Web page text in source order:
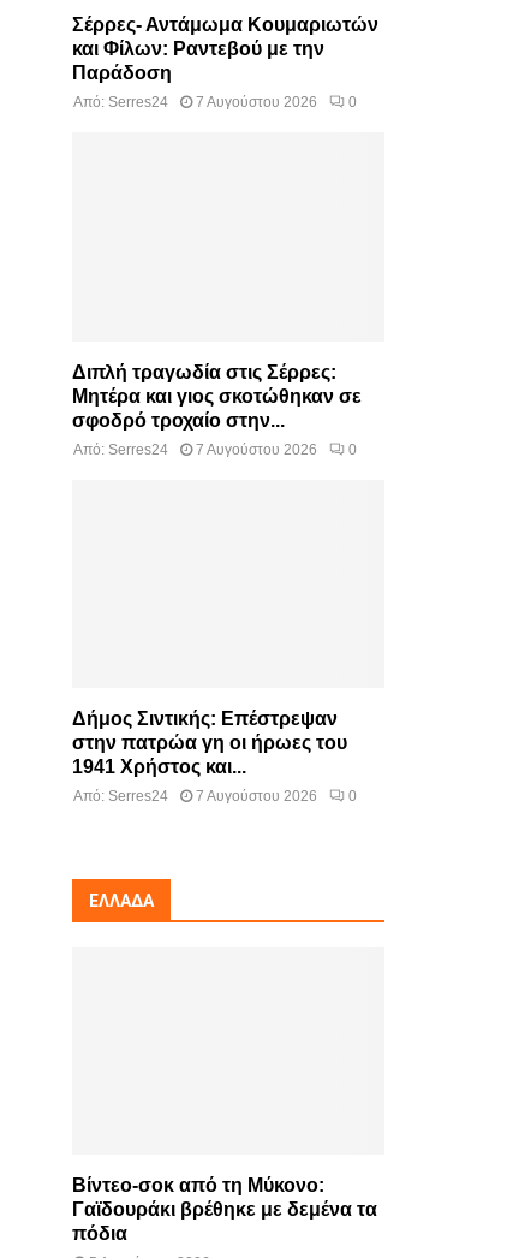
Σέρρες- Αντάμωμα Κουμαριωτών
και Φίλων: Ραντεβού με την
Παράδοση
Από: Serres24 7 Αυγούστου 2026 0
Διπλή τραγωδία στις Σέρρες:
Μητέρα και γιος σκοτώθηκαν σε
σφοδρό τροχαίο στην...
Από: Serres24 7 Αυγούστου 2026 0
Δήμος Σιντικής: Επέστρεψαν
στην πατρώα γη οι ήρωες του
1941 Χρήστος και...
Από: Serres24 7 Αυγούστου 2026 0
ΕΛΛΆΔΑ
Βίντεο-σοκ από τη Μύκονο:
Γαϊδουράκι βρέθηκε με δεμένα τα
πόδια